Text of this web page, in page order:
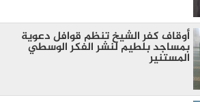
أوقاف كفر الشيخ تنظم قوافل دعوية
بمساجد بلطيم لنشر الفكر الوسطي
المستنير